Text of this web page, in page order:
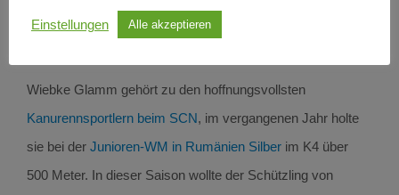
gestellt. „Ich bin froh, dass ich überhaupt paddeln kann”,
Wiebke Glamm gehört zu den hoffnungsvollsten
Kanurennsportlern beim SCN, im vergangenen Jahr holte
sie bei der Junioren-WM in Rumänien Silber im K4 über
500 Meter. In dieser Saison wollte der Schützling von
Einstellungen Alle akzeptieren